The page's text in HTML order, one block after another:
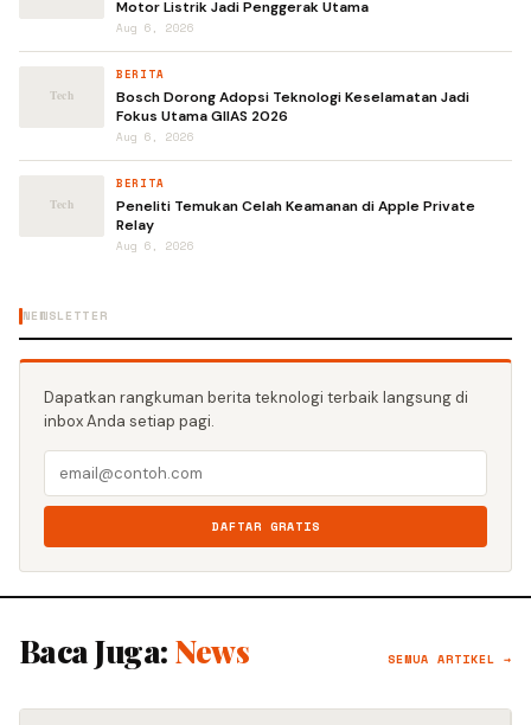
Motor Listrik Jadi Penggerak Utama
Aug 6, 2026
BERITA
Bosch Dorong Adopsi Teknologi Keselamatan Jadi
Fokus Utama GIIAS 2026
Aug 6, 2026
BERITA
Peneliti Temukan Celah Keamanan di Apple Private
Relay
Aug 6, 2026
NEWSLETTER
Dapatkan rangkuman berita teknologi terbaik langsung di
inbox Anda setiap pagi.
DAFTAR GRATIS
Baca Juga: News SEMUA ARTIKEL →